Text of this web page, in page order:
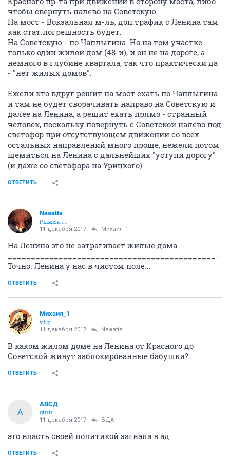
чтобы свернуть налево на Советскую.
На мост - Вокзальная м-ль, доп.трафик с Ленина там
как стат.погрешность будет.
На Советскую - по Чаплыгина. Но на том участке
только один жилой дом (48-й), и он не на дороге, а
немного в глубине квартала, так что практически да
- "нет жилых домов".
Ежели кто вдруг решит на мост ехать по Чаплыгина
и там не будет сворачивать направо на Советскую и
далее на Ленина, а решит ехать прямо - странный
человек, поскольку повернуть с Советской налево под
светофор при отсутствующем движении со всех
остальных направлений много проще, нежели потом
щемиться на Ленина с дальнейших "уступи дорогу"
(и даже со светофора на Урицкого)
ОТВЕТИТЬ
Naaatta
Рыжик.....
11 декабря 2017 Михаил_1
На Ленина это не затрагивает жилые дома.
Точно. Ленина у нас в чистом поле...
ОТВЕТИТЬ
Михаил_1
v.i.p.
11 декабря 2017 Naaatta
В каком жилом доме на Ленина от Красного до
Советской живут заблокированные бабушки?
ОТВЕТИТЬ
А
АВСД
guru
11 декабря 2017 БДА
это власть своей политикой загнала в ад
ОТВЕТИТЬ